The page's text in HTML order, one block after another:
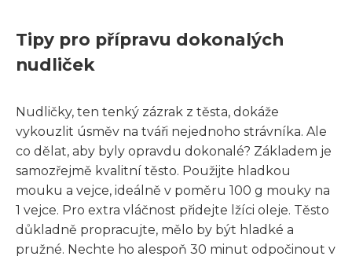
Tipy pro přípravu dokonalých
nudliček
Nudličky, ten tenký zázrak z těsta, dokáže
vykouzlit úsměv na tváři nejednoho strávníka. Ale
co dělat, aby byly opravdu dokonalé? Základem je
samozřejmě kvalitní těsto. Použijte hladkou
mouku a vejce, ideálně v poměru 100 g mouky na
1 vejce. Pro extra vláčnost přidejte lžíci oleje. Těsto
důkladně propracujte, mělo by být hladké a
pružné. Nechte ho alespoň 30 minut odpočinout v